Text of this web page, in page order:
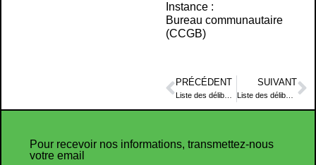
Instance :
Bureau communautaire
(CCGB)
PRÉCÉDENT SUIVANT
Liste des délibérations examinées – Séance du Conseil communautaire du 16 décembre 2022
Pour recevoir nos informations, transmettez-nous
votre email